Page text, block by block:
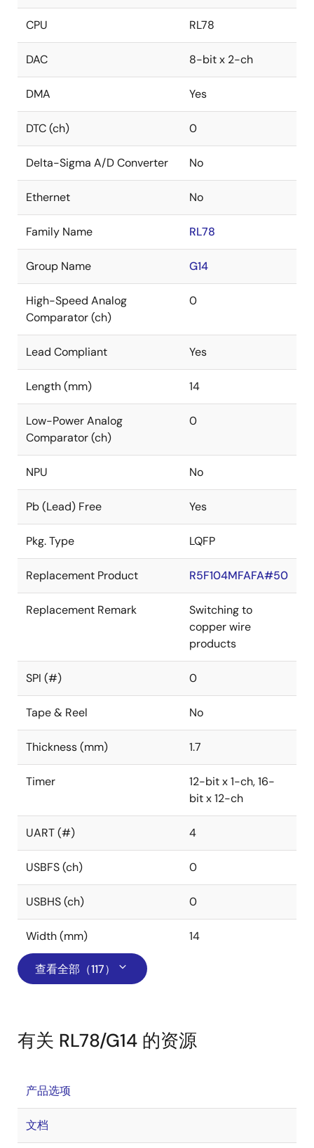
CPU RL78
DAC 8-bit x 2-ch
DMA Yes
DTC (ch) 0
Delta-Sigma A/D Converter No
Ethernet No
Family Name RL78
Group Name G14
High-Speed Analog
Comparator (ch)
0
Lead Compliant Yes
Length (mm) 14
Low-Power Analog
Comparator (ch)
0
NPU No
Pb (Lead) Free Yes
Pkg. Type LQFP
Replacement Product R5F104MFAFA#50
Replacement Remark
Switching to
copper wire
products
SPI (#) 0
Tape & Reel No
Thickness (mm) 1.7
Timer
12-bit x 1-ch, 16-
bit x 12-ch
UART (#) 4
USBFS (ch) 0
USBHS (ch) 0
Width (mm) 14
查看全部（117）
有关 RL78/G14 的资源
产品选项
文档